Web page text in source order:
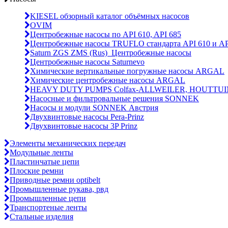
KIESEL обзорный каталог объёмных насосов
OVIM
Центробежные насосы по API 610, API 685
Центробежные насосы TRUFLO стандарта API 610 и
Saturn ZGS ZMS (Rus)_Центробежные насосы
Центробежные насосы Saturnevo
Химические вертикальные погружные насосы ARGAL
Химические центробежные насосы ARGAL
HEAVY DUTY PUMPS Colfax-ALLWEILER,
Насосные и фильтровальные решения SONNEK
Насосы и модули SONNEK Австрия
Двухвинтовые насосы Pera-Prinz
Двухвинтовые насосы 3P Prinz
Элементы механических передач
Модульные ленты
Пластинчатые цепи
Плоские ремни
Приводные ремни optibelt
Промышленные рукава, рвд
Промышленные цепи
Транспортеные ленты
Стальные изделия